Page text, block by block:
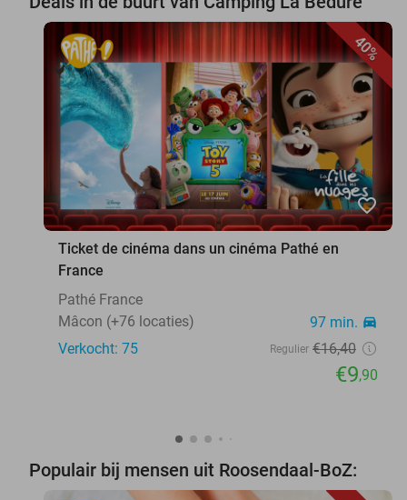
40%
favorite_border
Ticket de cinéma dans un cinéma Pathé en
France
Pathé France
Mâcon (+76 locaties)
97 min. directions_car
Verkocht: 75 Regulier €16,40
€9,90
Populair bij mensen uit Roosendaal-BoZ: